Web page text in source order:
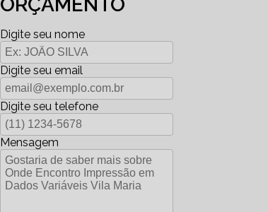
Digite seu nome
Digite seu email
Digite seu telefone
Mensagem